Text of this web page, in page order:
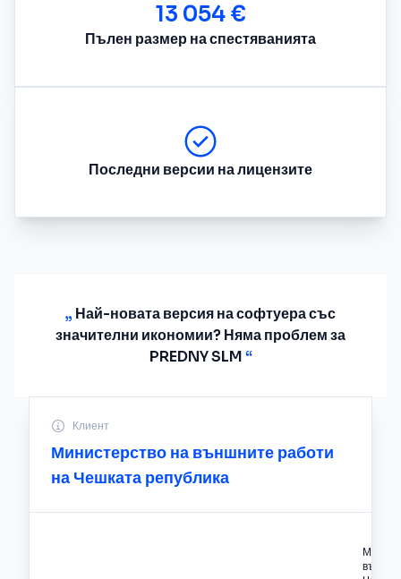
13 054 €
Пълен размер на спестяванията
Последни версии на лицензите
„ Най-новата версия на софтуера със
значителни икономии? Няма проблем за
PREDNY SLM“
Клиент
Министерство на външните работи
на Чешката република